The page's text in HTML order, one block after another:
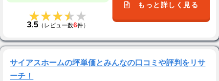
★★★★★
★★★★★
3.5（レビュー数6件）
もっと詳しく見る
サイアスホームの坪単価とみんなの口コミや評判をリサ
ーチ！